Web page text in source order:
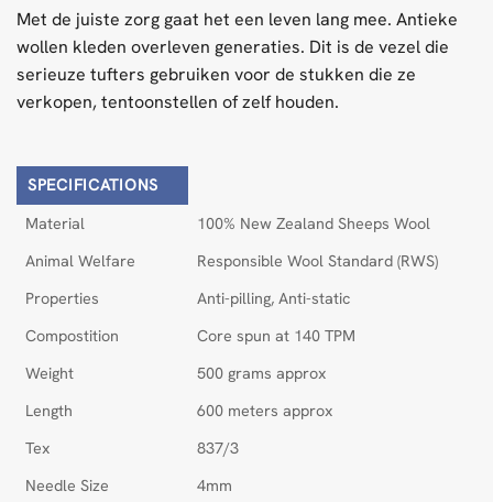
Met de juiste zorg gaat het een leven lang mee. Antieke
wollen kleden overleven generaties. Dit is de vezel die
serieuze tufters gebruiken voor de stukken die ze
verkopen, tentoonstellen of zelf houden.
SPECIFICATIONS
Material
100% New Zealand Sheeps Wool
Animal Welfare
Responsible Wool Standard (RWS)
Properties
Anti-pilling, Anti-static
Compostition
Core spun at 140 TPM
Weight
500 grams approx
Length
600 meters approx
Tex
837/3
Needle Size
4mm